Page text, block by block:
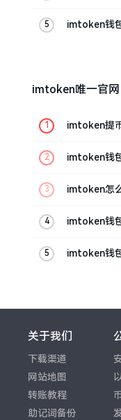
imtoken钱
imtoken唯一官网
imtoken提
imtoken钱
imtoken怎
imtoken钱
imtoken钱
关于我们
下载渠道
网站地图
转账教程
助记词备份